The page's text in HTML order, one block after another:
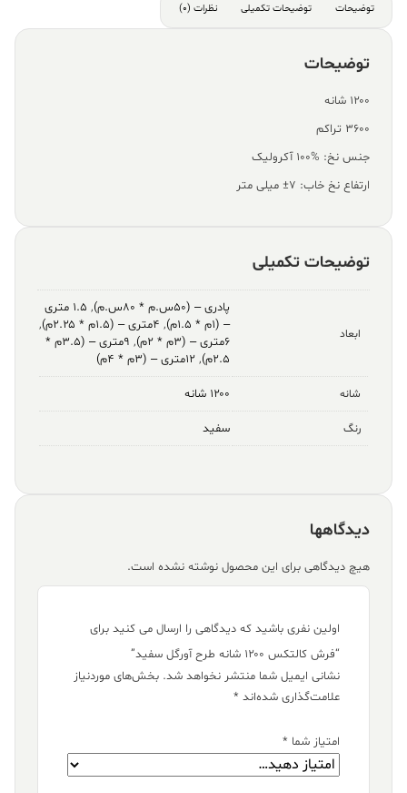
توضیحات توضیحات تکمیلی نظرات (0)
توضیحات
۱۲۰۰ شانه
۳۶۰۰ تراکم
جنس نخ: %100 آکرولیک
ارتفاع نخ خاب: ۷± میلی متر
توضیحات تکمیلی
ابعاد
پادری – (۵۰س.م * ۸۰س.م) ,
۱.۵ متری
– (۱م * ۱.۵م)
, ۴متری – (۱.۵م * ۲.۲۵م)
,
۶متری – (۳م * ۲م)
,
۹متری – (۳.۵م *
۲.۵م)
, ۱۲متری – (۳م * ۴م)
شانه ۱۲۰۰ شانه
رنگ سفید
دیدگاهها
هیچ دیدگاهی برای این محصول نوشته نشده است.
اولین نفری باشید که دیدگاهی را ارسال می کنید برای
“فرش کالتکس ۱۲۰۰ شانه طرح آورگل سفید”
نشانی ایمیل شما منتشر نخواهد شد. بخش‌های موردنیاز
علامت‌گذاری شده‌اند *
امتیاز شما *